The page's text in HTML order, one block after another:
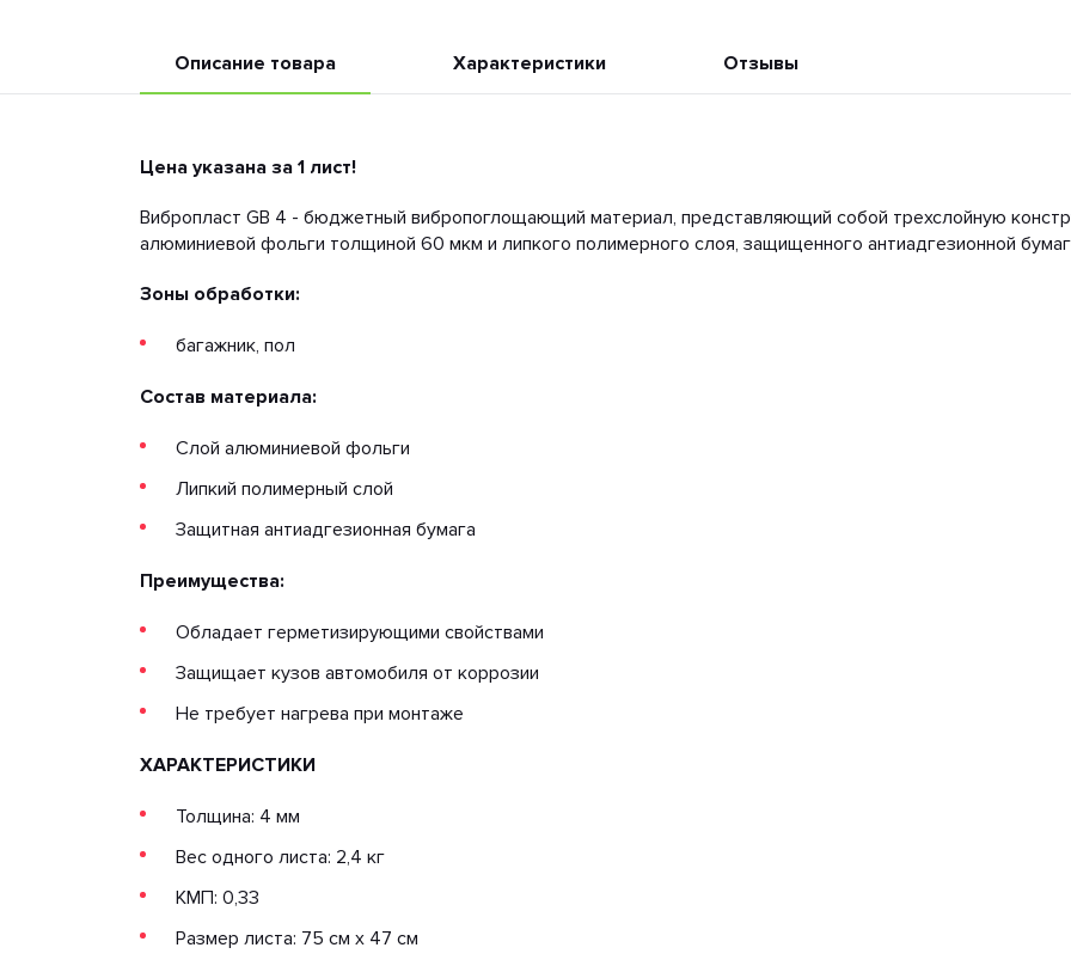
Описание товара Характеристики Отзывы
Цена указана за 1 лист!
Вибропласт GB 4 - бюджетный вибропоглощающий материал, представляющий собой трехслойную
алюминиевой фольги толщиной 60 мкм и липкого полимерного слоя, защищенного антиадгезионной
Зоны обработки:
багажник, пол
Состав материала:
Слой алюминиевой фольги
Липкий полимерный слой
Защитная антиадгезионная бумага
Преимущества:
Обладает герметизирующими свойствами
Защищает кузов автомобиля от коррозии
Не требует нагрева при монтаже
ХАРАКТЕРИСТИКИ
Толщина: 4 мм
Вес одного листа: 2,4 кг
КМП: 0,33
Размер листа: 75 см х 47 см